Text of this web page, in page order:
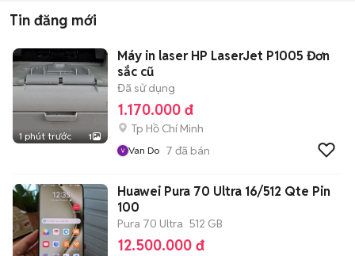
Tin đăng mới
1 phút trước 1
Máy in laser HP LaserJet P1005 Đơn
sắc cũ
Đã sử dụng
1.170.000 đ
Tp Hồ Chí Minh
Van Do 7 đã bán
Huawei Pura 70 Ultra 16/512 Qte Pin
100
Pura 70 Ultra 512 GB
12.500.000 đ